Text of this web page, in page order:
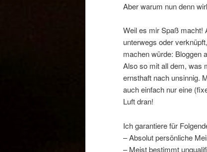
Aber warum nun denn
Weil es mir Spaß macht!
unterwegs oder
machen würde: Bloggen
Also so mit all dem, was
ernsthaft nach unsinnig.
auch einfach nur eine
Luft dran!
Ich garantiere für
– Absolut persönliche
– Meist bestimmt